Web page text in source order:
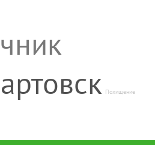
Похищение